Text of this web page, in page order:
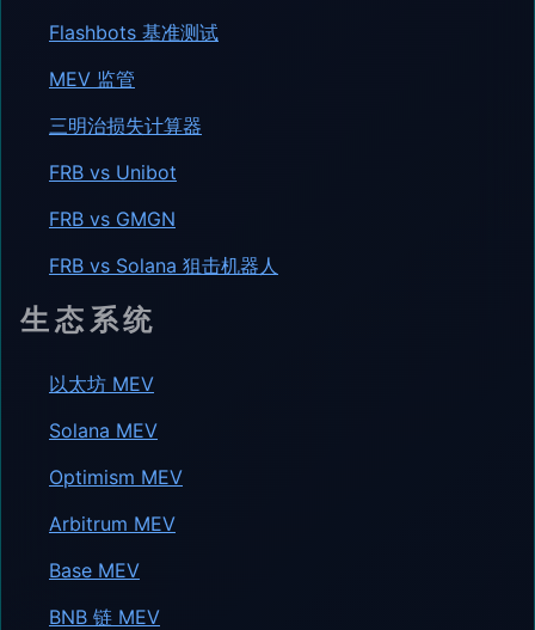
Flashbots 基准测试
MEV 监管
三明治损失计算器
FRB vs Unibot
FRB vs GMGN
FRB vs Solana 狙击机器人
生态系统
以太坊 MEV
Solana MEV
Optimism MEV
Arbitrum MEV
Base MEV
BNB 链 MEV